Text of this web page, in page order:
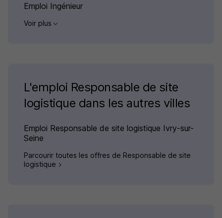
Emploi Ingénieur
Voir plus
L'emploi Responsable de site
logistique dans les autres villes
Emploi Responsable de site logistique Ivry-sur-
Seine
Parcourir toutes les offres de Responsable de site
logistique